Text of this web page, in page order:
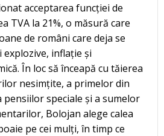
acceptarea funcției de
TVA la 21%, o măsură care
de români care deja se
inflație și
În loc să înceapă cu tăierea
nesimțite, a primelor din
pensiilor speciale și a sumelor
Bolojan alege calea
pe cei mulți, în timp ce